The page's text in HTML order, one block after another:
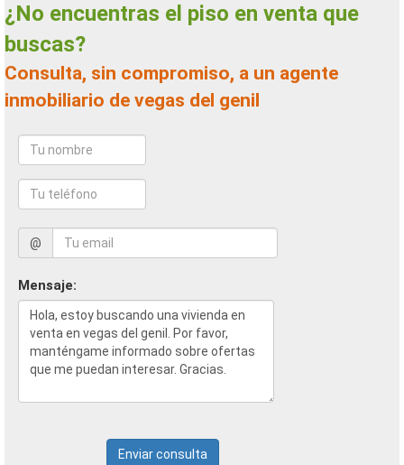
¿No encuentras el piso en venta que
buscas?
Consulta, sin compromiso, a un agente
inmobiliario de vegas del genil
@
Mensaje:
Enviar consulta